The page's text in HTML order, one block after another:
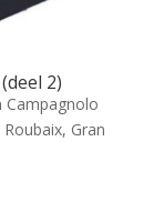
2)
Campagnolo
Gran